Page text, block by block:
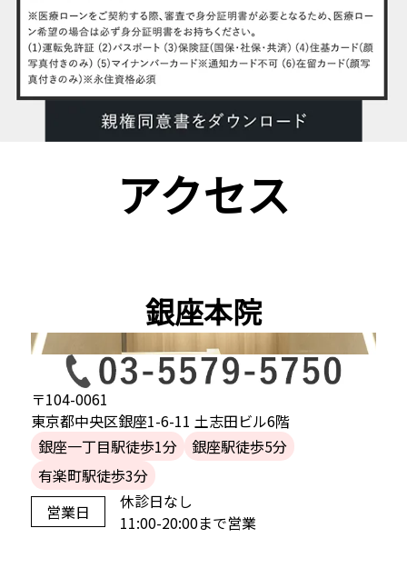
アクセス
銀座本院
〒104-0061
東京都中央区銀座1-6-11 土志田ビル6階
銀座一丁目駅徒歩1分
銀座駅徒歩5分
有楽町駅徒歩3分
営業日
休診日なし
11:00-20:00まで営業